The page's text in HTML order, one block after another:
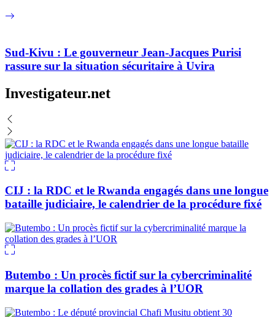
Sud-Kivu : Le gouverneur Jean-Jacques Purisi
rassure sur la situation sécuritaire à Uvira
Investigateur.net
CIJ : la RDC et le Rwanda engagés dans une longue
bataille judiciaire, le calendrier de la procédure fixé
Butembo : Un procès fictif sur la cybercriminalité
marque la collation des grades à l’UOR